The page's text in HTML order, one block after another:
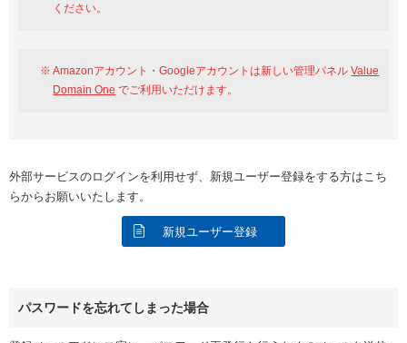
ください。
Amazonアカウント・Googleアカウントは新しい管理パネルValue
Domain One でご利用いただけます。
外部サービスのログインを利用せず、新規ユーザー登録をする方はこち
らからお願いいたします。
新規ユーザー登録
パスワードを忘れてしまった場合